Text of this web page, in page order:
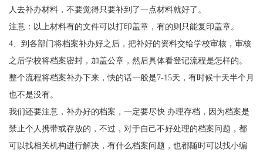
人去补办材料，不要觉得只要补到了一点材料就好了。
注意：以上材料有的文件可以打印盖章，有的则只能复印盖章。
4、到各部门将档案补办好之后，把补好的资料交给学校审核，审核
之后学校将档案密封，加盖公章，然后具体看登记流程是怎样的。
整个流程将档案补办下来，快的话一般是7-15天，有时候十天半个月
也不是没有。
我们还要注意，补办好的档案，一定要尽快 办理存档，因为档案是
禁止个人携带或存放的，不过，对于自己不好处理的档案问题，都
可以找相关机构进行解决，有什么档案问题，也都随时可以找小编